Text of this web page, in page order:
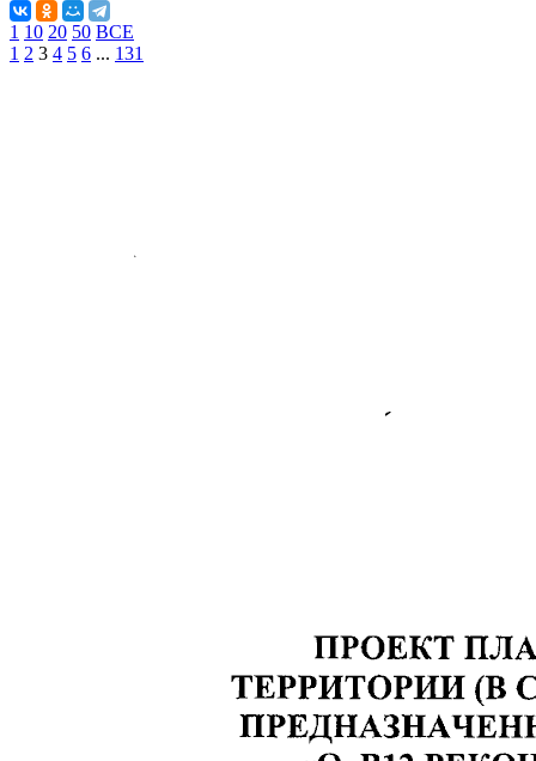
1 10 20 50 ВСЕ
1 2 3 4 5 6 ... 131